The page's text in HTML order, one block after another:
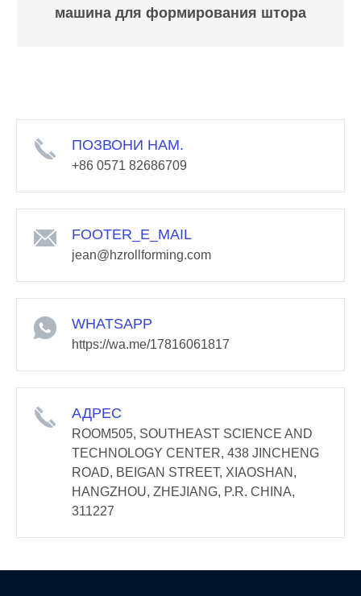
машина для формирования штора
ПОЗВОНИ НАМ.
+86 0571 82686709
FOOTER_E_MAIL
jean@hzrollforming.com
WHATSAPP
https://wa.me/17816061817
АДРЕС
ROOM505, SOUTHEAST SCIENCE AND
TECHNOLOGY CENTER, 438 JINCHENG
ROAD, BEIGAN STREET, XIAOSHAN,
HANGZHOU, ZHEJIANG, P.R. CHINA,
311227